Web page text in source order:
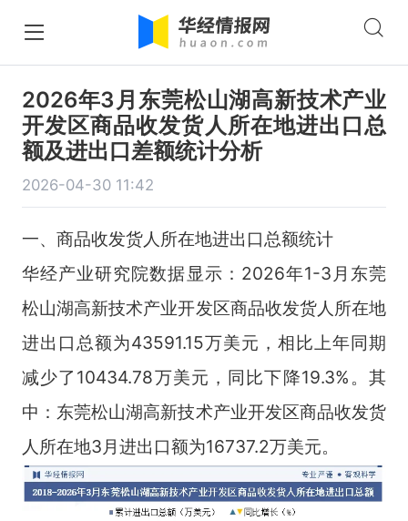
2026年3月东莞松山湖高新技术产业
开发区商品收发货人所在地进出口总
额及进出口差额统计分析
2026-04-30 11:42
一、商品收发货人所在地进出口总额统计
华经产业研究院数据显示：2026年1-3月东莞
松山湖高新技术产业开发区商品收发货人所在地
进出口总额为43591.15万美元，相比上年同期
减少了10434.78万美元，同比下降19.3%。其
中：东莞松山湖高新技术产业开发区商品收发货
人所在地3月进出口额为16737.2万美元。